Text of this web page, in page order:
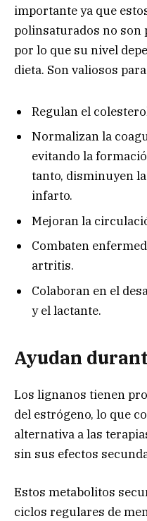
importante ya que
polinsaturados no son
por lo que su nivel
dieta. Son valiosos
Regulan el
Normalizan la
evitando la
tanto, disminuyen
infarto.
Mejoran la
Combaten
artritis.
Colaboran en el
y el lactante.
Ayudan
Los lignanos tienen
del estrógeno, lo que
alternativa a las
sin sus efectos
Estos metabolitos
ciclos regulares de